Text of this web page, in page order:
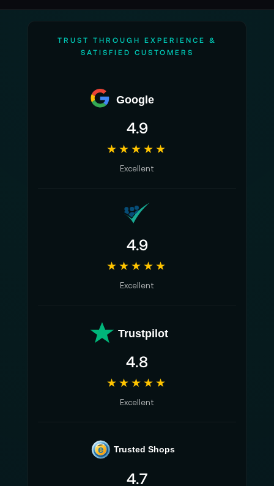
TRUST THROUGH EXPERIENCE &
SATISFIED CUSTOMERS
Google
4.9
★★★★★
Excellent
4.9
★★★★★
Excellent
Trustpilot
4.8
★★★★★
Excellent
e Trusted Shops
4.7